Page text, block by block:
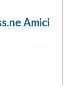
Amici